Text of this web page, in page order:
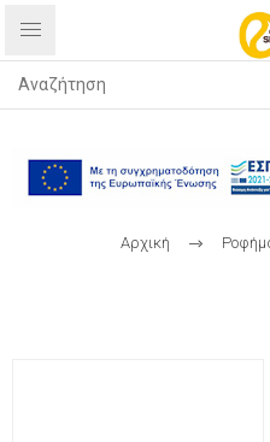
Δωρεάν
Αρχική